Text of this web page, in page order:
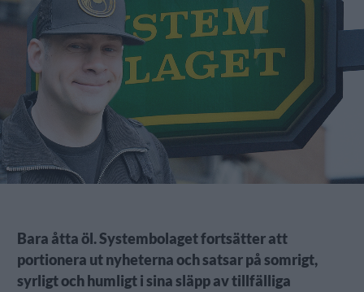
Bara åtta öl. Systembolaget fortsätter att
portionera ut nyheterna och satsar på somrigt,
syrligt och humligt i sina släpp av tillfälliga